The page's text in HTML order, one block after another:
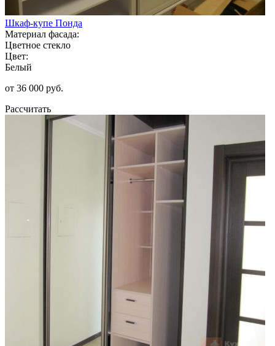
Шкаф-купе Понда
Материал фасада:
Цветное стекло
Цвет:
Белый
от 36 000 руб.
Рассчитать